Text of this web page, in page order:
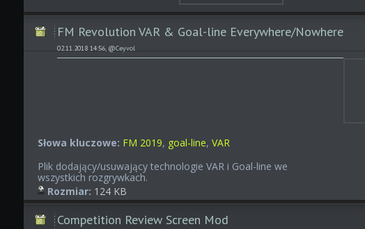
FM Revolution VAR & Goal-line Everywhere/Nowhere
02.11.2018 14:56, @Ceyvol
Słowa kluczowe: FM 2019, goal-line, VAR
Plik dodający/usuwający technologie VAR i Goal-line we
wszystkich rozgrywkach.
Rozmiar: 124 KB
Competition Review Screen Mod